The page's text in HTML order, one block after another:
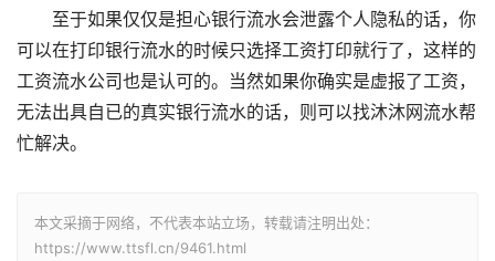
至于如果仅仅是担心银行流水会泄露个人隐私的话，你
可以在打印银行流水的时候只选择工资打印就行了，这样的
工资流水公司也是认可的。当然如果你确实是虚报了工资，
无法出具自已的真实银行流水的话，则可以找沐沐网流水帮
忙解决。
本文采摘于网络，不代表本站立场，转载请注明出处：
https://www.ttsfl.cn/9461.html